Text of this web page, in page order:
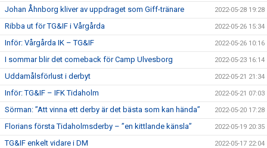
Johan Åhnborg kliver av uppdraget som Giff-tränare 2022-05-28 19:28
Ribba ut för TG&IF i Vårgårda 2022-05-26 15:34
Inför: Vårgårda IK – TG&IF 2022-05-26 10:16
I sommar blir det comeback för Camp Ulvesborg 2022-05-23 16:14
Uddamålsförlust i derbyt 2022-05-21 21:34
Inför: TG&IF – IFK Tidaholm 2022-05-21 07:03
Sörman: ”Att vinna ett derby är det bästa som kan hända” 2022-05-20 17:28
Florians första Tidaholmsderby – ”en kittlande känsla” 2022-05-19 20:35
TG&IF enkelt vidare i DM 2022-05-17 22:04